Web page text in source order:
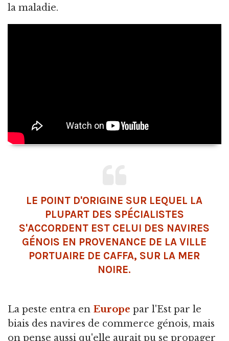
la maladie.
LE POINT D'ORIGINE SUR LEQUEL LA
PLUPART DES SPÉCIALISTES
S'ACCORDENT EST CELUI DES NAVIRES
GÉNOIS EN PROVENANCE DE LA VILLE
PORTUAIRE DE CAFFA, SUR LA MER
NOIRE.
La peste entra en Europe par l'Est par le
biais des navires de commerce génois, mais
on pense aussi qu'elle aurait pu se propager